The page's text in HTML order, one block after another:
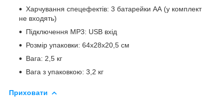
Харчування спецефектів: 3 батарейки АА (у комплект
не входять)
Підключення МР3: USB вхід
Розмір упаковки: 64х28х20,5 см
Вага: 2,5 кг
Вага з упаковкою: 3,2 кг
Приховати